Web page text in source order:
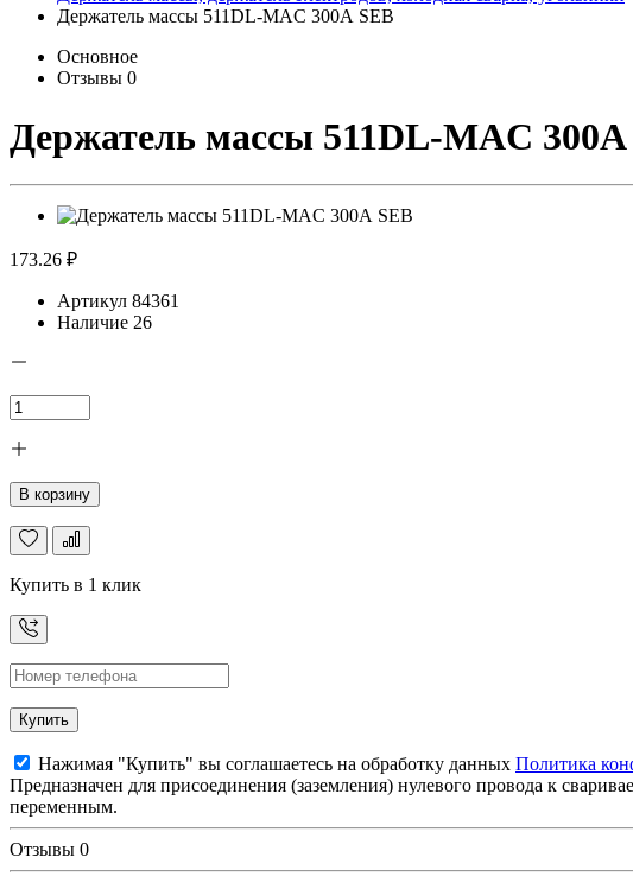
Держатель массы 511DL-MAC 300А SEB
Основное
Отзывы 0
Держатель массы 511DL-MAC 300А
173.26 ₽
Артикул 84361
Наличие 26
В корзину
Купить в 1 клик
Купить
Нажимая "Купить" вы соглашаетесь на обработку данных Политика
Предназначен для присоединения (заземления) нулевого провода к
переменным.
Отзывы 0